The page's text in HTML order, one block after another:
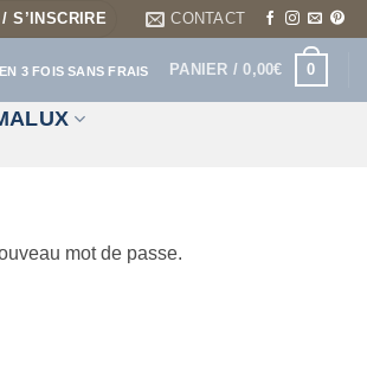
S’INSCRIRE CONTACT
3 FOIS SANS FRAIS PANIER /0,00€ 0
mot de passe.